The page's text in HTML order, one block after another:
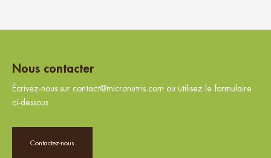
Nous contacter
Écrivez-nous sur contact@micronutris.com ou utilisez le formulaire
ci-dessous
Contactez-nous